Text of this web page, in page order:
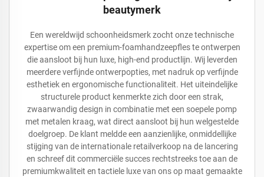
beautymerk
Een wereldwijd schoonheidsmerk zocht onze technische
expertise om een premium-foamhandzeepfles te ontwerpen
die aansloot bij hun luxe, high-end productlijn. Wij leverden
meerdere verfijnde ontwerpopties, met nadruk op verfijnde
esthetiek en ergonomische functionaliteit. Het uiteindelijke
structurele product kenmerkte zich door een strak,
zwaarwandig design in combinatie met een soepele pomp
met metalen kraag, wat direct aansloot bij hun welgestelde
doelgroep. De klant meldde een aanzienlijke, onmiddellijke
stijging van de internationale retailverkoop na de lancering
en schreef dit commerciële succes rechtstreeks toe aan de
premiumkwaliteit en tactiele luxe van ons op maat gemaakte